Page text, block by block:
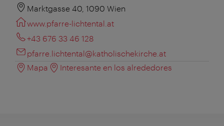
Marktgasse 40, 1090 Wien
www.pfarre-lichtental.at
+43 676 33 46 128
pfarre.lichtental@katholischekirche.at
Mapa
Interesante en los alrededores